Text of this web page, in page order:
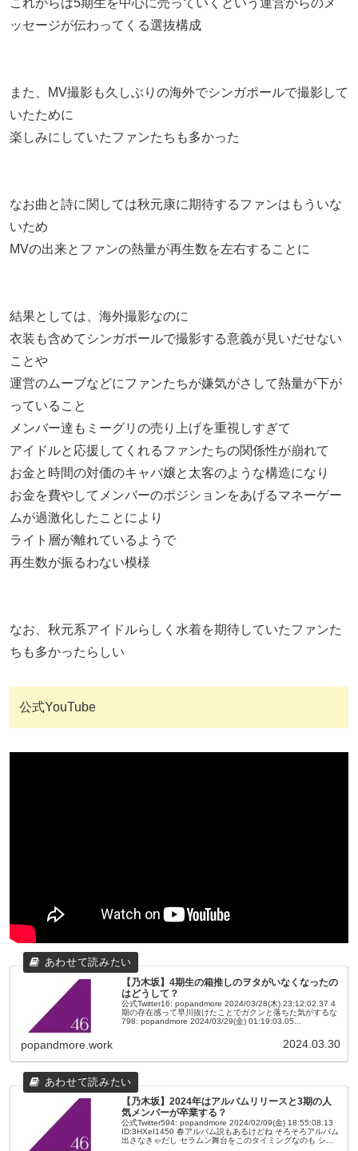
これからは5期生を中心に売っていくという運営からのメ
ッセージが伝わってくる選抜構成
また、MV撮影も久しぶりの海外でシンガポールで撮影して
いたために
楽しみにしていたファンたちも多かった
なお曲と詩に関しては秋元康に期待するファンはもういな
いため
MVの出来とファンの熱量が再生数を左右することに
結果としては、海外撮影なのに
衣装も含めてシンガポールで撮影する意義が見いだせない
ことや
運営のムーブなどにファンたちが嫌気がさして熱量が下が
っていること
メンバー達もミーグリの売り上げを重視しすぎて
アイドルと応援してくれるファンたちの関係性が崩れて
お金と時間の対価のキャバ嬢と太客のような構造になり
お金を費やしてメンバーのポジションをあげるマネーゲー
ムが過激化したことにより
ライト層が離れているようで
再生数が振るわない模様
なお、秋元系アイドルらしく水着を期待していたファンた
ちも多かったらしい
公式YouTube
【乃木坂】4期生の箱推しのヲタがいなくなったの
はどうして？
公式Twitter16: popandmore 2024/03/28(木) 23:12:02.37 4
期の存在感って早川抜けたことでガクンと落ちた気がするな
798: popandmore 2024/03/29(金) 01:19:03.05...
popandmore.work 2024.03.30
【乃木坂】2024年はアルバムリリースと3期の人
気メンバーが卒業する？
公式Twitter594: popandmore 2024/02/09(金) 18:55:08.13
ID:3HXeI1450 春アルバム説もあるけどね そろそろアルバム
出さなきゃだし セラムン舞台をこのタイミングなのも シン